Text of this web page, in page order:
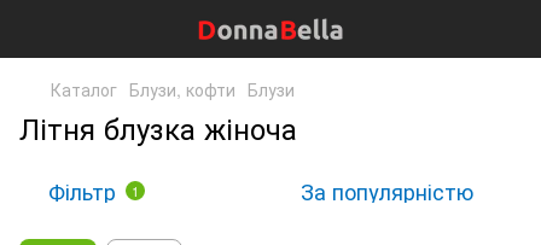
Каталог Блузи, кофти Блузи
Літня блузка жіноча
Фільтр 1 За популярністю